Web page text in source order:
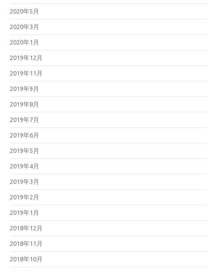
2020年5月
2020年3月
2020年1月
2019年12月
2019年11月
2019年9月
2019年8月
2019年7月
2019年6月
2019年5月
2019年4月
2019年3月
2019年2月
2019年1月
2018年12月
2018年11月
2018年10月